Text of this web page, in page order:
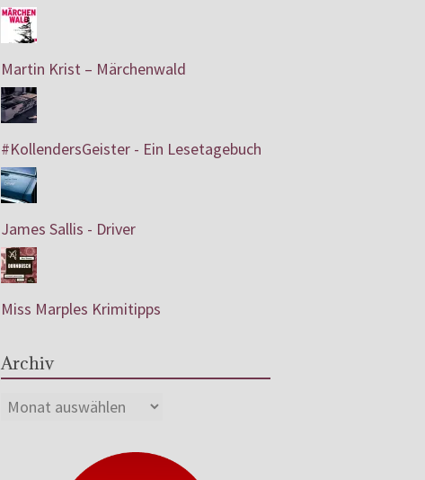
Martin Krist – Märchenwald
#KollendersGeister - Ein Lesetagebuch
James Sallis - Driver
Miss Marples Krimitipps
Archiv